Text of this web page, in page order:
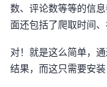
数、评论数等等的信
面还包括了爬取时间
对！就是这么简单，
结果，而这只需要安